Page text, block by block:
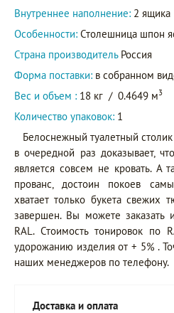
Внутреннее наполнение: 2 ящика
Особенности: Столешница шпон
Страна производитель Россия
Форма поставки: в собранном
Вес и объем : 18 кг / 0.4649 м3
Количество упаковок: 1
Белоснежный туалетный
в очередной раз доказывает,
является совсем не кровать. А
прованс, достоин покоев
хватает только букета свежих
завершен. Вы можете
RAL. Стоимость тонировок по
удорожанию изделия от + 5% .
наших менеджеров по телефону.
Доставка и оплата